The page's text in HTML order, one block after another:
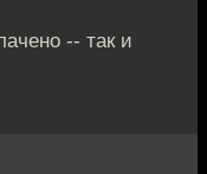
-- так и